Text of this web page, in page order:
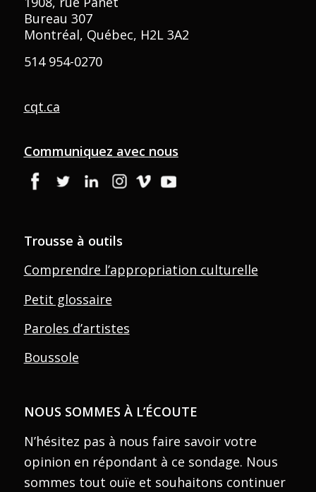
Bureau 307
Montréal, Québec, H2L 3A2
514 954-0270
cqt.ca
Communiquez avec nous
Trousse à outils
Comprendre l’appropriation culturelle
Petit glossaire
Paroles d’artistes
Boussole
NOUS SOMMES À L’ÉCOUTE
N’hésitez pas à nous faire savoir votre
opinion en répondant à ce sondage. Nous
sommes tout ouïe et souhaitons continuer